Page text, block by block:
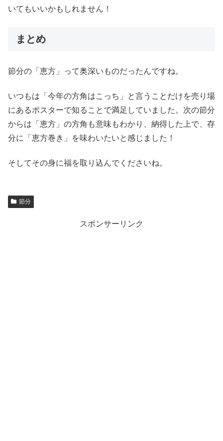
いてもいいかもしれません！
まとめ
節分の「恵方」って奥深いものだったんですね。
いつもは「今年の方角はこっち」と言うことだけを売り場
にあるポスターで知ることで満足していました。次の節分
からは「恵方」の方角も意味もわかり、納得した上で、存
分に「恵方巻き」を味わいたいと感じました！
そしてその身に福を取り込んでくださいね。
節分
スポンサーリンク